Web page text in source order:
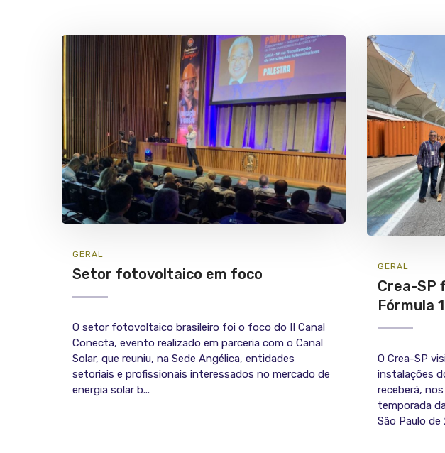
GERAL
Setor fotovoltaico em foco
O setor fotovoltaico brasileiro foi o foco do II Canal
Conecta, evento realizado em parceria com o Canal
Solar, que reuniu, na Sede Angélica, entidades
setoriais e profissionais interessados no mercado de
energia solar b...
GERAL
Crea-SP
Fórmula 1
O Crea-SP
instalações
receberá,
temporada
São Paulo